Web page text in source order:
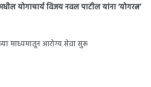
मधील योगाचार्य विजय नवल पाटील यांना ‘योगरत्न’
माध्यमातून आरोग्य सेवा सुरू